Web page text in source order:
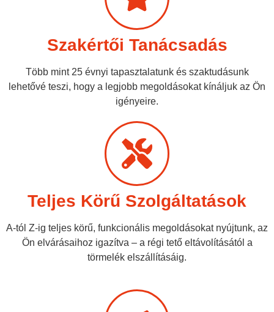
Szakértői Tanácsadás
Több mint 25 évnyi tapasztalatunk és szaktudásunk
lehetővé teszi, hogy a legjobb megoldásokat kínáljuk az Ön
igényeire.
Teljes Körű Szolgáltatások
A-tól Z-ig teljes körű, funkcionális megoldásokat nyújtunk, az
Ön elvárásaihoz igazítva – a régi tető eltávolításától a
törmelék elszállításáig.